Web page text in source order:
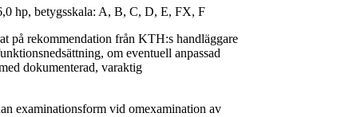
hp, betygsskala: A, B, C, D, E, FX, F
på rekommendation från KTH:s handläggare
om eventuell anpassad
dokumenterad, varaktig
examinationsform vid omexamination av